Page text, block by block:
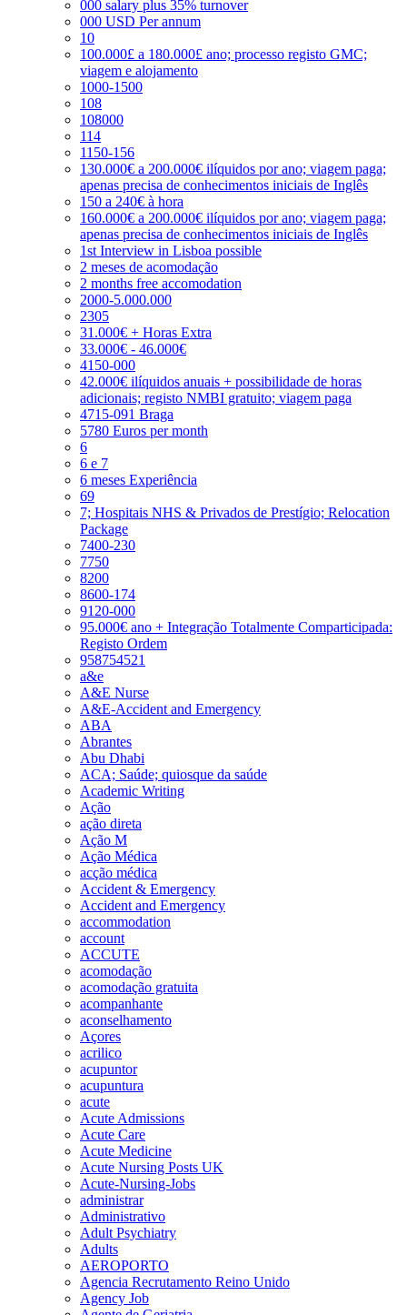
000 salary plus 35% turnover
000 USD Per annum
10
100.000£ a 180.000£ ano; processo registo GMC;
viagem e alojamento
1000-1500
108
108000
114
1150-156
130.000€ a 200.000€ ilíquidos por ano; viagem paga;
apenas precisa de conhecimentos iniciais de Inglês
150 a 240€ à hora
160.000€ a 200.000€ ilíquidos por ano; viagem paga;
apenas precisa de conhecimentos iniciais de Inglês
1st Interview in Lisboa possible
2 meses de acomodação
2 months free accomodation
2000-5.000.000
2305
31.000€ + Horas Extra
33.000€ - 46.000€
4150-000
42.000€ ilíquidos anuais + possibilidade de horas
adicionais; registo NMBI gratuito; viagem paga
4715-091 Braga
5780 Euros per month
6
6 e 7
6 meses Experiência
69
7; Hospitais NHS & Privados de Prestígio; Relocation
Package
7400-230
7750
8200
8600-174
9120-000
95.000€ ano + Integração Totalmente Comparticipada:
Registo Ordem
958754521
a&e
A&E Nurse
A&E-Accident and Emergency
ABA
Abrantes
Abu Dhabi
ACA; Saúde; quiosque da saúde
Academic Writing
Ação
ação direta
Ação M
Ação Médica
acção médica
Accident & Emergency
Accident and Emergency
accommodation
account
ACCUTE
acomodação
acomodação gratuita
acompanhante
aconselhamento
Açores
acrilico
acupuntor
acupuntura
acute
Acute Admissions
Acute Care
Acute Medicine
Acute Nursing Posts UK
Acute-Nursing-Jobs
administrar
Administrativo
Adult Psychiatry
Adults
AEROPORTO
Agencia Recrutamento Reino Unido
Agency Job